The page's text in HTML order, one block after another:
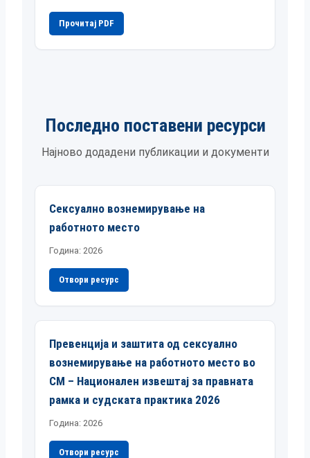
Прочитај PDF
Последно поставени ресурси
Најново додадени публикации и документи
Сексуално вознемирување на
работното место
Година: 2026
Отвори ресурс
Превенција и заштита од сексуално
вознемирување на работното место во
СМ – Национален извештај за правната
рамка и судската практика 2026
Година: 2026
Отвори ресурс